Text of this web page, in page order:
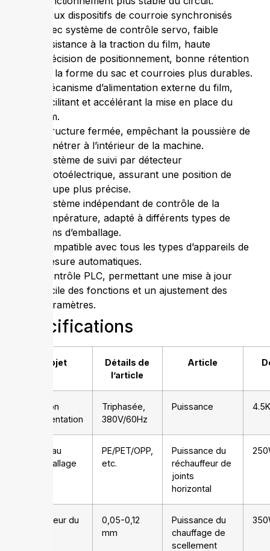
Deux dispositifs de courroie synchronisés
avec système de contrôle servo, faible
résistance à la traction du film, haute
précision de positionnement, bonne rétention
de la forme du sac et courroies plus durables.
Mécanisme d’alimentation externe du film,
facilitant et accélérant la mise en place du
film.
Structure fermée, empêchant la poussière de
pénétrer à l’intérieur de la machine.
Système de suivi par détecteur
photoélectrique, assurant une position de
coupe plus précise.
Système indépendant de contrôle de la
température, adapté à différents types de
films d’emballage.
Compatible avec tous les types d’appareils de
mesure automatiques.
Contrôle PLC, permettant une mise à jour
facile des fonctions et un ajustement des
paramètres.
Spécifications
Objet
Détails de
l’article
Article
Tension
d’alimentation
Triphasée,
380V/60Hz
Puissance
Matériau
d’emballage
PE/PET/OPP,
etc.
Puissance du
réchauffeur de
joints
horizontal
Épaisseur du
0,05-0,12
mm
Puissance du
chauffage de
scellement